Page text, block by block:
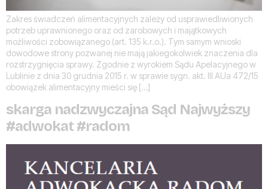
Zakres świadczeń alimentacyjnych zależy od usprawiedliwionych
potrzeb uprawnionego oraz od zarobowych i majątkowych
możliwości zobowiązanego (art. 135 k.r.o.). Tym samym wnioski
dowodowe strony pozwanej nie mają jakiegokolwiek znaczenia dla
rozstrzygnięcia sprawy. Zgodnie z wyrokiem Sądu Apelacyjnego w
Lublinie z dnia 30 grudnia 2015 r. w sprawie sygn. akt. III AUa 472/15
obowiązek alimentacyjny mieści się […]
skarga nadzwyczajna Sąd Najwyższy
#adwokat #radom